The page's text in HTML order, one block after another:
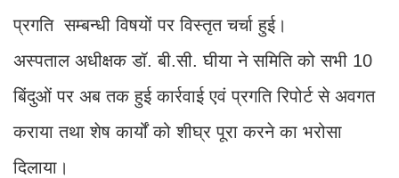
प्रगति सम्बन्धी विषयों पर विस्तृत चर्चा हुई।
अस्पताल अधीक्षक डॉ. बी.सी. घीया ने समिति को सभी 10
बिंदुओं पर अब तक हुई कार्रवाई एवं प्रगति रिपोर्ट से अवगत
कराया तथा शेष कार्यों को शीघ्र पूरा करने का भरोसा
दिलाया।